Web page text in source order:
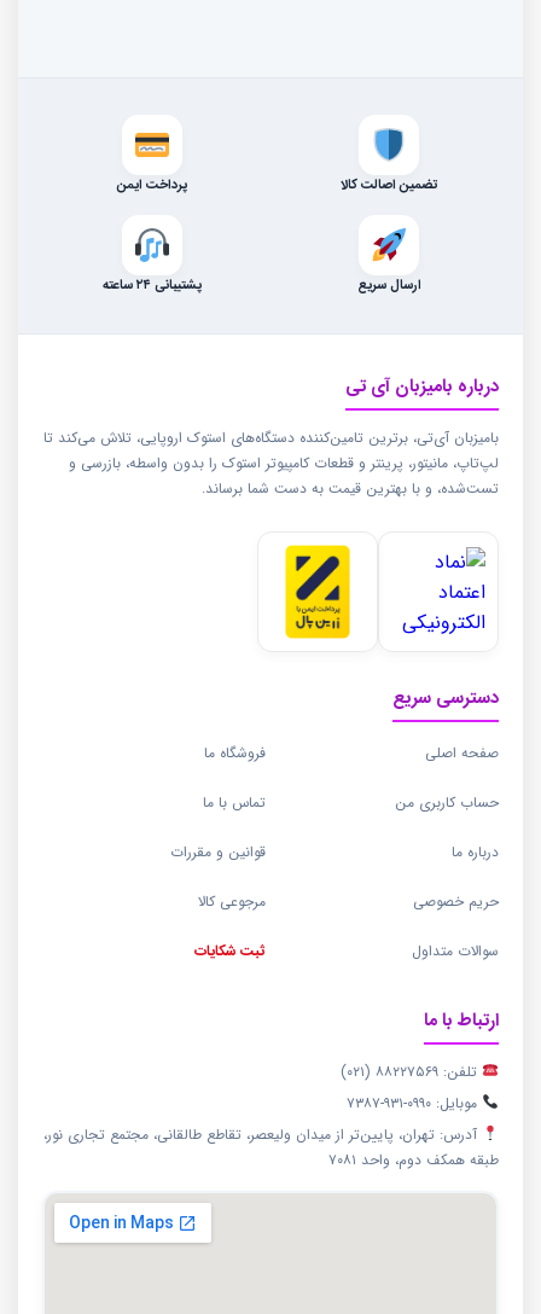
تضمین اصالت کالا پرداخت ایمن
ارسال سریع پشتیبانی ۲۴ ساعته
درباره بامیزبان آی تی
بامیزبان آی‌تی، برترین تامین‌کننده دستگاه‌های استوک اروپایی، تلاش می‌کند تا
لپ‌تاپ، مانیتور، پرینتر و قطعات کامپیوتر استوک را بدون واسطه، بازرسی و
تست‌شده، و با بهترین قیمت به دست شما برساند.
دسترسی سریع
صفحه اصلی فروشگاه ما
حساب کاربری من تماس با ما
درباره ما قوانین و مقررات
حریم خصوصی مرجوعی کالا
سوالات متداول ثبت شکایات
ارتباط با ما
تلفن: ۸۸۲۲۷۵۶۹ (۰۲۱)
موبایل: ۰۹۹۰-۹۳۱-۷۳۸۷
آدرس: تهران، پایین‌تر از میدان ولیعصر، تقاطع طالقانی، مجتمع تجاری نور،
طبقه همکف دوم، واحد ۷۰۸۱